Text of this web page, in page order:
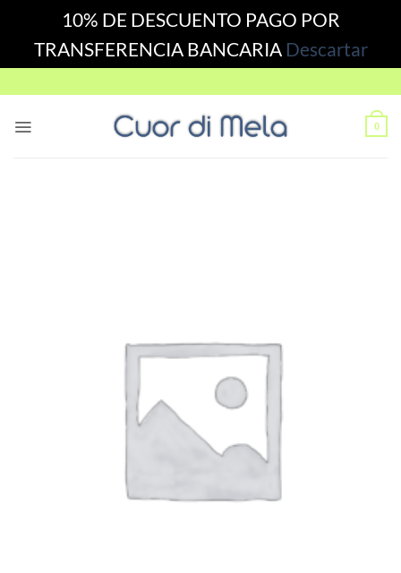
10% DE DESCUENTO PAGO POR
TRANSFERENCIA BANCARIA Descartar
to
0